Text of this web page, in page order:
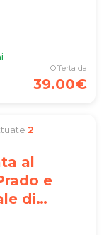
Offerta da
39.00€
2
al
e
di